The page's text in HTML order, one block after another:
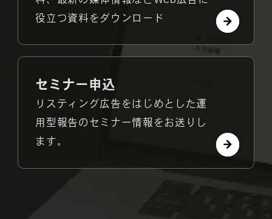
役立つ資料をダウンロード
セミナー申込
リスティング広告をはじめとした運
用型報告のセミナー情報をお送りし
ます。